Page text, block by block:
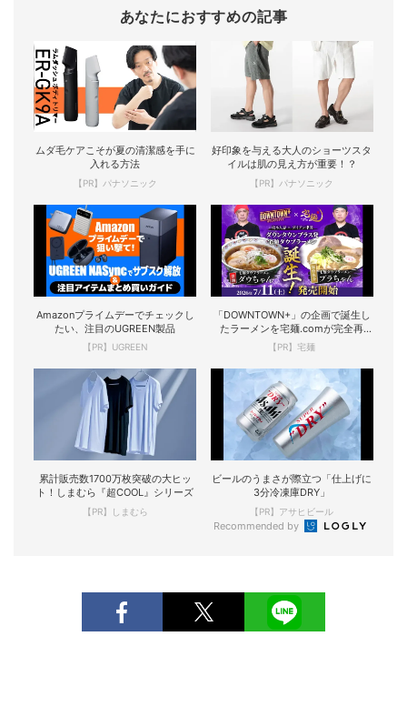
あなたにおすすめの記事
ムダ毛ケアこそが夏の清潔感を手に
入れる方法
【PR】パナソニック
好印象を与える大人のショーツスタ
イルは肌の見え方が重要！？
【PR】パナソニック
Amazonプライムデーでチェックし
たい、注目のUGREEN製品
【PR】UGREEN
「DOWNTOWN+」の企画で誕生し
たラーメンを宅麺.comが完全再
現！
【PR】宅麺
累計販売数1700万枚突破の大ヒッ
ト！しまむら『超COOL』シリーズ
【PR】しまむら
ビールのうまさが際立つ「仕上げに
3分冷凍庫DRY」
【PR】アサヒビール
Recommended by